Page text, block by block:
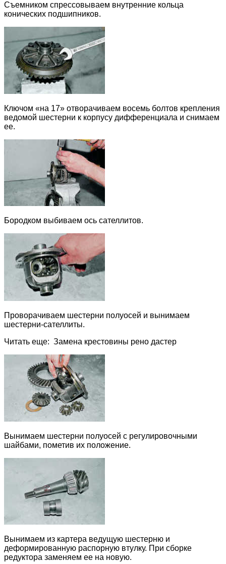
Съемником спрессовываем внутренние кольца
конических подшипников.
Ключом «на 17» отворачиваем восемь болтов крепления
ведомой шестерни к корпусу дифференциала и снимаем
ее.
Бородком выбиваем ось сателлитов.
Проворачиваем шестерни полуосей и вынимаем
шестерни-сателлиты.
Читать еще: Замена крестовины рено дастер
Вынимаем шестерни полуосей с регулировочными
шайбами, пометив их положение.
Вынимаем из картера ведущую шестерню и
деформированную распорную втулку. При сборке
редуктора заменяем ее на новую.